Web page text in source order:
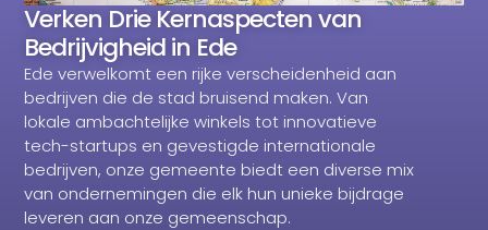
Verken Drie Kernaspecten van
Bedrijvigheid in Ede
Ede verwelkomt een rijke verscheidenheid aan
bedrijven die de stad bruisend maken. Van
lokale ambachtelijke winkels tot innovatieve
tech-startups en gevestigde internationale
bedrijven, onze gemeente biedt een diverse mix
van ondernemingen die elk hun unieke bijdrage
leveren aan onze gemeenschap.